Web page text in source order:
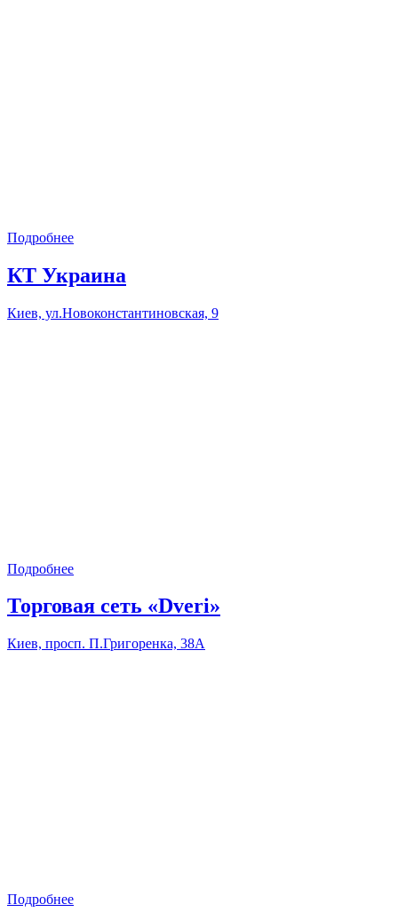
Подробнее
КТ Украина
Киев, ул.Новоконстантиновская, 9
Подробнее
Торговая сеть «Dveri»
Киев, просп. П.Григоренка, 38А
Подробнее